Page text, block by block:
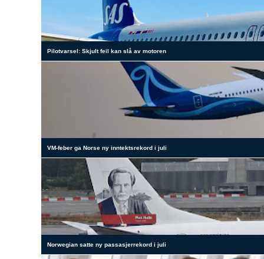
Pilotvarsel: Skjult feil kan slå av motoren
VM-feber ga Norse ny inntektsrekord i juli
Norwegian satte ny passasjerrekord i juli